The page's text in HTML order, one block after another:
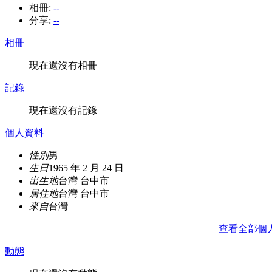
相冊: --
分享: --
相冊
現在還沒有相冊
記錄
現在還沒有記錄
個人資料
性別男
生日1965 年 2 月 24 日
出生地台灣 台中市
居住地台灣 台中市
來自台灣
查看全部個
動態